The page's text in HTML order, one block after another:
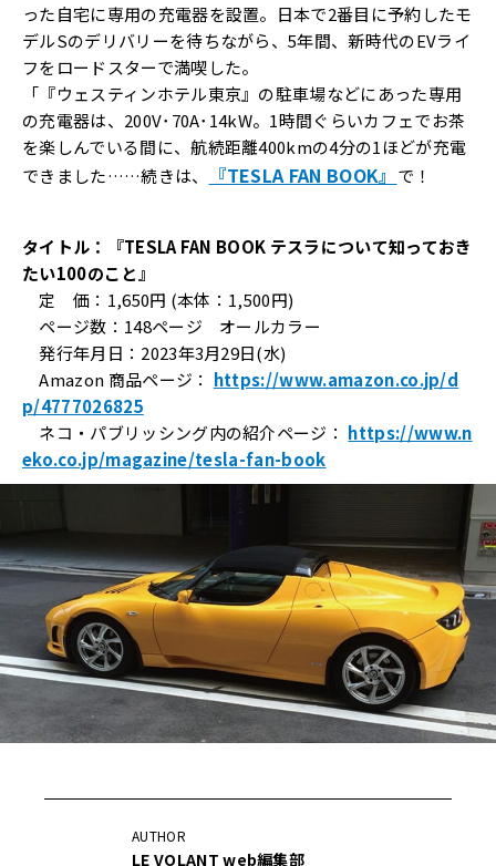
った自宅に専用の充電器を設置。日本で2番目に予約したモ
デルSのデリバリーを待ちながら、5年間、新時代のEVライ
フをロードスターで満喫した。
「『ウェスティンホテル東京』の駐車場などにあった専用
の充電器は、200V･70A･14kW。1時間ぐらいカフェでお茶
を楽しんでいる間に、航続距離400kmの4分の1ほどが充電
できました……続きは、
『TESLA FAN BOOK』 で！
タイトル：『TESLA FAN BOOK テスラについて知っておき
たい100のこと』
定 価：1,650円 (本体：1,500円)
ページ数：148ページ オールカラー
発行年月日：2023年3月29日(水)
Amazon 商品ページ： https://www.amazon.co.jp/d
p/4777026825
ネコ・パブリッシング内の紹介ページ： https://www.n
eko.co.jp/magazine/tesla-fan-book
AUTHOR
LE VOLANT web編集部